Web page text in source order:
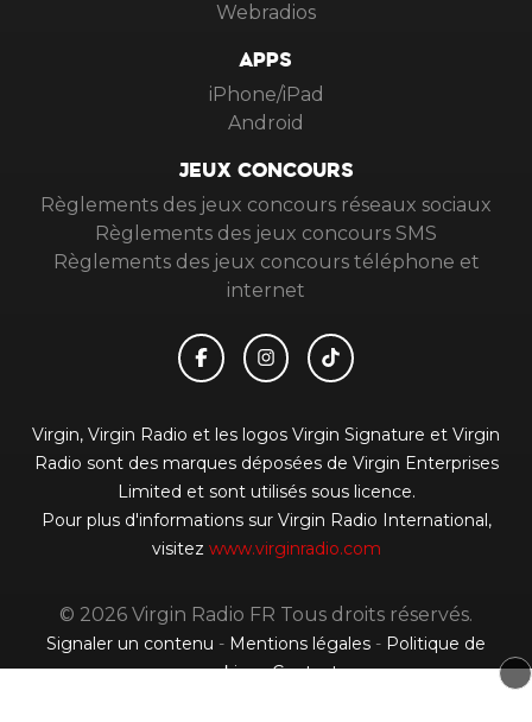
Webradios
APPS
iPhone/iPad
Android
JEUX CONCOURS
Règlements des jeux concours réseaux sociaux
Règlements des jeux concours SMS
Règlements des jeux concours téléphone et
internet
Virgin, Virgin Radio et les logos Virgin Signature et Virgin
Radio sont des marques déposées de Virgin Enterprises
Limited et sont utilisés sous licence.
Pour plus d'informations sur Virgin Radio International,
visitez www.virginradio.com
© 2026 Virgin Radio FR Tous droits réservés.
Signaler un contenu - Mentions légales - Politique de
cookies-Contact